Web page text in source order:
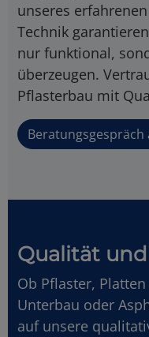
unseres
Technik
nur funktional,
überzeugen.
Pflasterbau mit
Beratungsgespräch
Qualität
Ob Pflaster,
Unterbau oder
auf unsere